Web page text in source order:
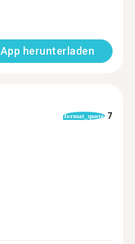
App herunterladen
format_quote 7